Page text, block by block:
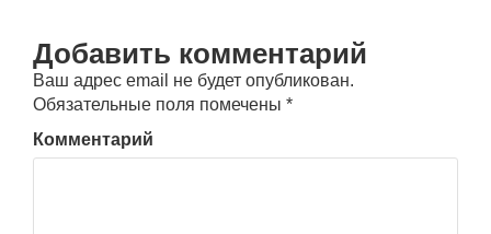
Добавить комментарий
Ваш адрес email не будет опубликован.
Обязательные поля помечены *
Комментарий